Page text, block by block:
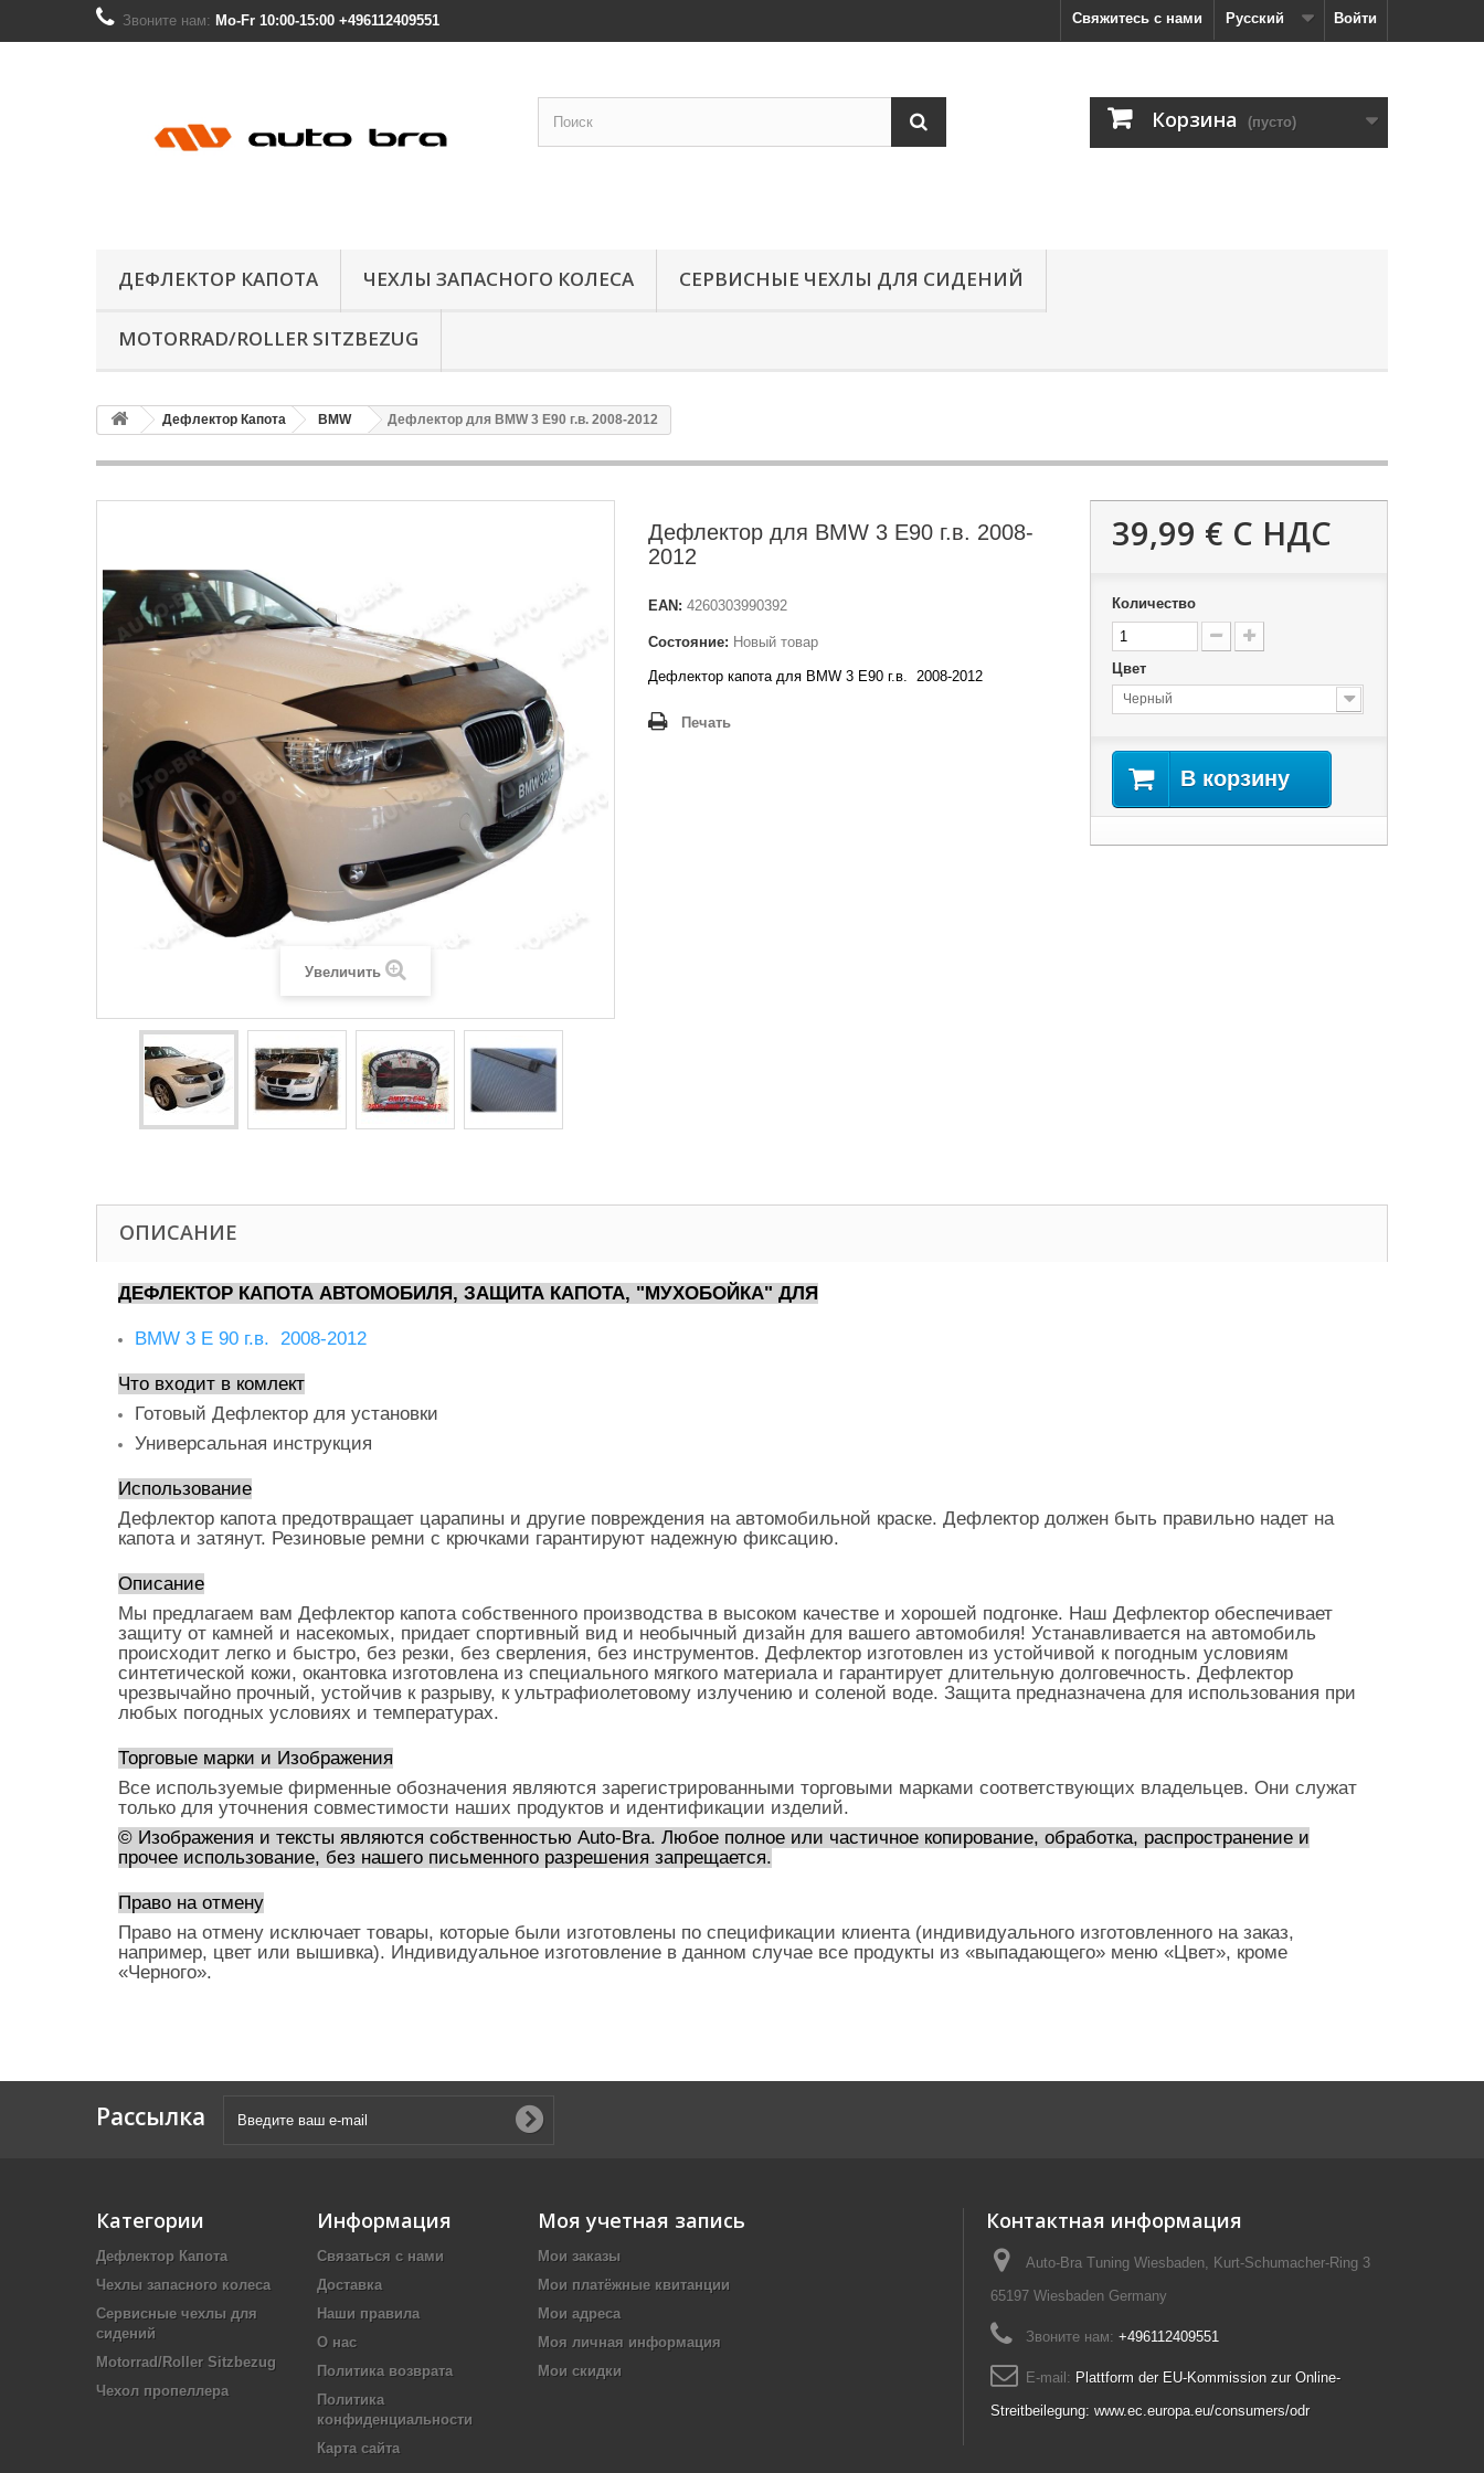
Войти
Русский
Свяжитесь с нами
Звоните нам: Mo-Fr 10:00-15:00 +496112409551
Корзина (пусто)
ДЕФЛЕКТОР КАПОТА ЧЕХЛЫ ЗАПАСНОГО КОЛЕСА СЕРВИСНЫЕ ЧЕХЛЫ ДЛЯ СИДЕНИЙ
MOTORRAD/ROLLER SITZBEZUG
Дефлектор Капота BMW Дефлектор для BMW 3 E90 г.в. 2008-2012
Увеличить
Дефлектор для BMW 3 E90 г.в. 2008-
2012
EAN: 4260303990392
Состояние: Новый товар
Дефлектор капота для BMW 3 E90 г.в. 2008-2012
Печать
39,99 € С НДС
Количество
Цвет
Черный
В корзину
ОПИСАНИЕ
ДЕФЛЕКТОР КАПОТА АВТОМОБИЛЯ, ЗАЩИТА КАПОТА, "МУХОБОЙКА" ДЛЯ
BMW 3 E 90 г.в. 2008-2012
Что входит в комлект
Готовый Дефлектор для установки
Универсальная инструкция
Использование
Дефлектор капота предотвращает царапины и другие повреждения на автомобильной краске. Дефлектор должен быть правильно надет на
капота и затянут. Резиновые ремни с крючками гарантируют надежную фиксацию.
Описание
Мы предлагаем вам Дефлектор капота собственного производства в высоком качестве и хорошей подгонке. Наш Дефлектор обеспечивает
защиту от камней и насекомых, придает спортивный вид и необычный дизайн для вашего автомобиля! Устанавливается на автомобиль
происходит легко и быстро, без резки, без сверления, без инструментов. Дефлектор изготовлен из устойчивой к погодным условиям
синтетической кожи, окантовка изготовлена из специального мягкого материала и гарантирует длительную долговечность. Дефлектор
чрезвычайно прочный, устойчив к разрыву, к ультрафиолетовому излучению и соленой воде. Защита предназначена для использования при
любых погодных условиях и температурах.
Торговые марки и Изображения
Все используемые фирменные обозначения являются зарегистрированными торговыми марками соответствующих владельцев. Они служат
только для уточнения совместимости наших продуктов и идентификации изделий.
© Изображения и тексты являются собственностью Auto-Bra. Любое полное или частичное копирование, обработка, распространение и
прочее использование, без нашего письменного разрешения запрещается.
Право на отмену
Право на отмену исключает товары, которые были изготовлены по спецификации клиента (индивидуального изготовленного на заказ,
например, цвет или вышивка). Индивидуальное изготовление в данном случае все продукты из «выпадающего» меню «Цвет», кроме
«Черного».
Рассылка
Категории
Дефлектор Капота
Чехлы запасного колеса
Сервисные чехлы для
сидений
Motorrad/Roller Sitzbezug
Чехол пропеллера
Информация
Связаться с нами
Доставка
Наши правила
О нас
Политика возврата
Политика
конфиденциальности
Карта сайта
Моя учетная запись
Мои заказы
Мои платёжные квитанции
Мои адреса
Моя личная информация
Мои скидки
Контактная информация
Auto-Bra Tuning Wiesbaden, Kurt-Schumacher-Ring 3
65197 Wiesbaden Germany
Звоните нам: +496112409551
E-mail: Plattform der EU-Kommission zur Online-
Streitbeilegung: www.ec.europa.eu/consumers/odr